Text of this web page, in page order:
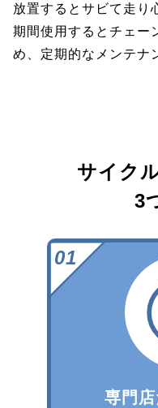
放置するとサビて走り
期間使用するとチェー
め、定期的なメンテナ
サイク
3
専門